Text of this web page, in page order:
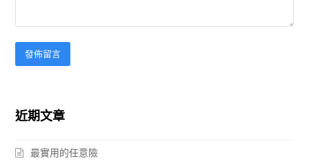
近期文章
最實用的任意險